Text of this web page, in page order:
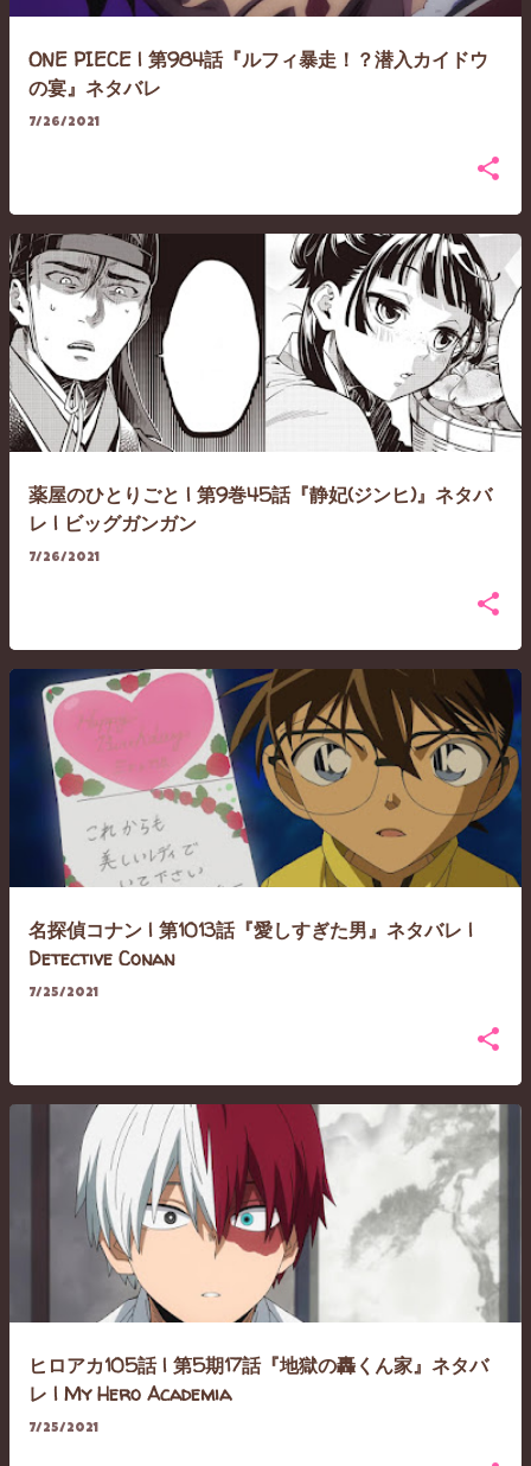
ONE PIECE | 第984話『ルフィ暴走！？潜入カイドウ
の宴』ネタバレ
7/26/2021
薬屋のひとりごと | 第9巻45話『静妃(ジンヒ)』ネタバ
レ | ビッグガンガン
7/26/2021
名探偵コナン | 第1013話『愛しすぎた男』ネタバレ |
Detective Conan
7/25/2021
ヒロアカ105話 | 第5期17話『地獄の轟くん家』ネタバ
レ | My Hero Academia
7/25/2021